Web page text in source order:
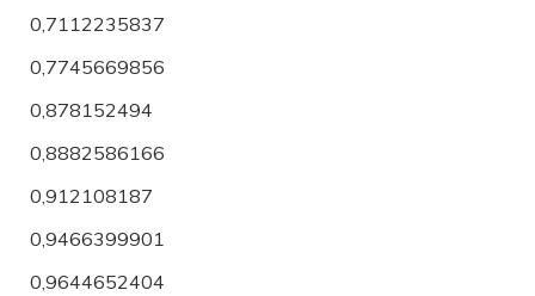
0,7112235837
0,7745669856
0,878152494
0,8882586166
0,912108187
0,9466399901
0,9644652404